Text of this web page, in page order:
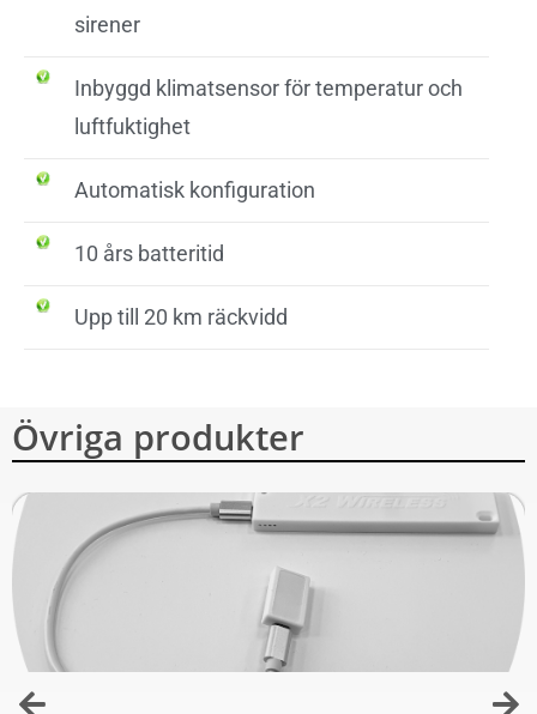
sirener
Inbyggd klimatsensor för temperatur och
luftfuktighet
Automatisk konfiguration
10 års batteritid
Upp till 20 km räckvidd
Övriga produkter